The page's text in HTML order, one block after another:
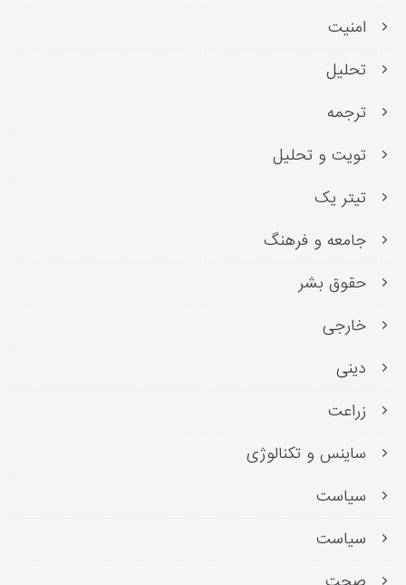
امنیت
تحلیل
ترجمه
تویت و تحلیل
تیتر یک
جامعه و فرهنگ
حقوق بشر
خارجی
دینی
زراعت
ساینس و تکنالوژی
سیاست
سیاست